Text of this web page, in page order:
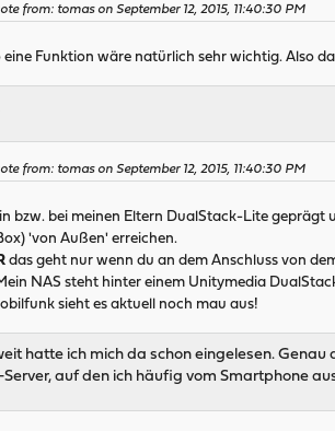
from: tomas on September 12, 2015, 11:40:30 PM
eine Funktion wäre natürlich sehr wichtig. Also
from: tomas on September 12, 2015, 11:40:30 PM
bzw. bei meinen Eltern DualStack-Lite geprägt
'von Außen' erreichen.
das geht nur wenn du an dem Anschluss von
NAS steht hinter einem Unitymedia
sieht es aktuell noch mau aus!
hatte ich mich da schon eingelesen.
auf den ich häufig vom Smartphone